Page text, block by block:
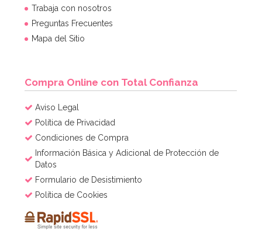
Trabaja con nosotros
Preguntas Frecuentes
Mapa del Sitio
Compra Online con Total Confianza
Aviso Legal
Política de Privacidad
Condiciones de Compra
Información Básica y Adicional de Protección de
Datos
Formulario de Desistimiento
Política de Cookies